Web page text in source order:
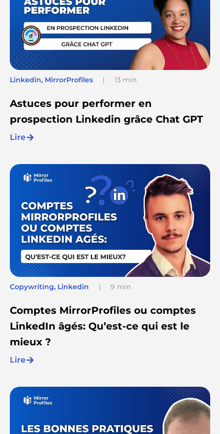
Linkedin, MirrorProfiles | 13 min
Astuces pour performer en
prospection Linkedin grâce Chat GPT
Lire
Copywriting, Linkedin | 9 min
Comptes MirrorProfiles ou comptes
LinkedIn âgés: Qu’est-ce qui est le
mieux ?
Lire